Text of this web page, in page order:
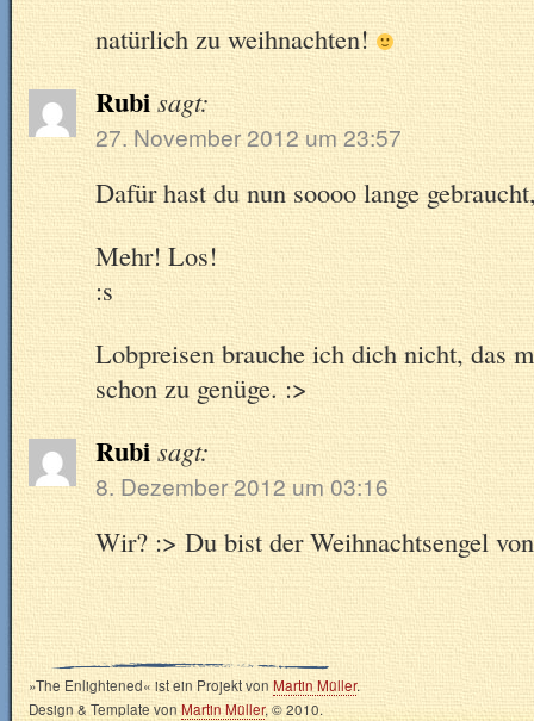
natürlich zu weihnachten!
Rubi sagt:
27. November 2012 um 23:57
Dafür hast du nun soooo lange
Mehr! Los!
:s
Lobpreisen brauche ich dich nicht, das
schon zu genüge. :>
Rubi sagt:
8. Dezember 2012 um 03:16
Wir? :> Du bist der Weihnachtsengel
»The Enlightened« ist ein Projekt vonMartin Müller.
Design & Template vonMartin Müller, © 2010.